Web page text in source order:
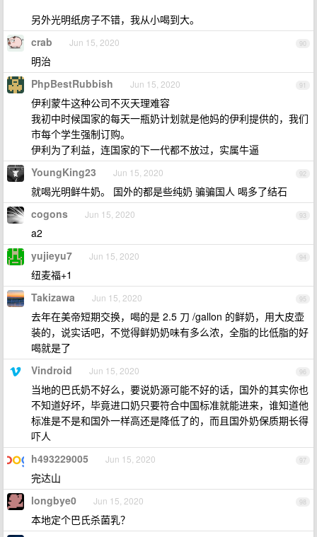
另外光明纸房子不错，我从小喝到大。
90
crab Jun 15, 2020
明治
91
PhpBestRubbish Jun 15, 2020
伊利蒙牛这种公司不灭天理难容
我初中时候国家的每天一瓶奶计划就是他妈的伊利提供的，我们
市每个学生强制订购。
伊利为了利益，连国家的下一代都不放过，实属牛逼
92
YoungKing23 Jun 15, 2020
就喝光明鲜牛奶。 国外的都是些纯奶 骗骗国人 喝多了结石
93
cogons Jun 15, 2020
a2
94
yujieyu7 Jun 15, 2020
纽麦福+1
95
Takizawa Jun 15, 2020
去年在美帝短期交换，喝的是 2.5 刀 /gallon 的鲜奶，用大皮壶
装的，说实话吧，不觉得鲜奶奶味有多么浓，全脂的比低脂的好
喝就是了
96
Vindroid Jun 15, 2020
当地的巴氏奶不好么，要说奶源可能不好的话，国外的其实你也
不知道好坏，毕竟进口奶只要符合中国标准就能进来，谁知道他
标准是不是和国外一样高还是降低了的，而且国外奶保质期长得
吓人
97
h493229005 Jun 15, 2020
完达山
98
longbye0 Jun 15, 2020
本地定个巴氏杀菌乳？